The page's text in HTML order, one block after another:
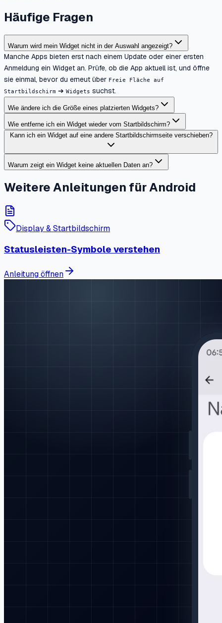
Häufige Fragen
Warum wird mein Widget nicht in der Auswahl angezeigt?
Manche Apps bieten erst nach einem Update oder einer ersten
Anmeldung ein Widget an. Prüfe, ob die App aktuell ist, und öffne
sie einmal, bevor du erneut über Freie Fläche auf
Startbildschirm ➔ Widgets suchst.
Wie ändere ich die Größe eines platzierten Widgets?
Wie entferne ich ein Widget wieder vom Startbildschirm?
Kann ich ein Widget auf eine andere Startbildschirmseite verschieben?
Warum zeigt ein Widget keine aktuellen Daten an?
Weitere Anleitungen für Android
Display & Startbildschirm
Statusleisten-Symbole verstehen
Anleitung öffnen